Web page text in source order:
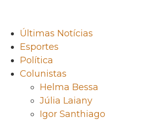
Últimas Notícias
Esportes
Política
Colunistas
Helma Bessa
Júlia Laiany
Igor Santhiago